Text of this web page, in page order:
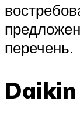
перечень.
Daikin